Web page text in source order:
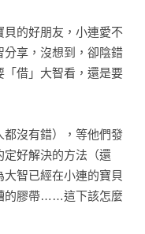
的好朋友，小連愛不
享，沒想到，卻陰錯
「借」大智看，還是要
都沒有錯），等他們發
定好解決的方法（還
智已經在小連的寶貝
的膠帶……這下該怎麼